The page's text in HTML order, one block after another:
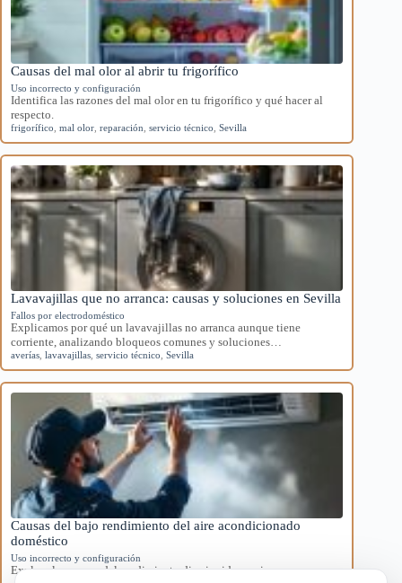
Causas del mal olor al abrir tu frigorífico
Uso incorrecto y configuración
Identifica las razones del mal olor en tu frigorífico y qué hacer al
respecto.
frigorífico mal olor reparación servicio técnico Sevilla
Lavavajillas que no arranca: causas y soluciones en Sevilla
Fallos por electrodoméstico
Explicamos por qué un lavavajillas no arranca aunque tiene
corriente, analizando bloqueos comunes y soluciones…
averías lavavajillas servicio técnico Sevilla
Causas del bajo rendimiento del aire acondicionado
doméstico
Uso incorrecto y configuración
Explora las causas del rendimiento disminuido en aires